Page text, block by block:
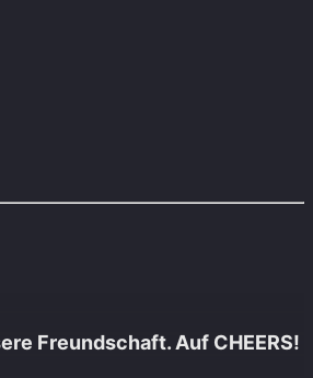
Freundschaft. Auf CHEERS!